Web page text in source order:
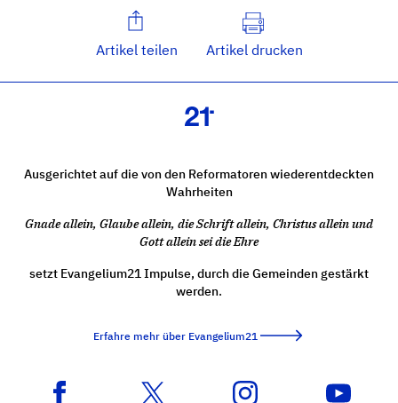
Artikel teilen Artikel drucken
Ausgerichtet auf die von den Reformatoren wiederentdeckten
Wahrheiten
Gnade allein, Glaube allein, die Schrift allein, Christus allein und
Gott allein sei die Ehre
setzt Evangelium21 Impulse, durch die Gemeinden gestärkt
werden.
Erfahre mehr über Evangelium21